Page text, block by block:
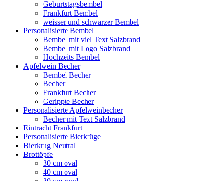
Geburtstagsbembel
Frankfurt Bembel
weisser und schwarzer Bembel
Personalisierte Bembel
Bembel mit viel Text Salzbrand
Bembel mit Logo Salzbrand
Hochzeits Bembel
Apfelwein Becher
Bembel Becher
Becher
Frankfurt Becher
Gerippte Becher
Personalisierte Apfelweinbecher
Becher mit Text Salzbrand
Eintracht Frankfurt
Personalisierte Bierkrüge
Bierkrug Neutral
Brottöpfe
30 cm oval
40 cm oval